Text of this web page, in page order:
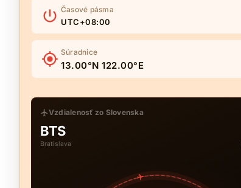
Časové pásma
UTC+08:00
Súradnice
13.00°N 122.00°E
Vzdialenosť zo Slovenska
BTS
Bratislava